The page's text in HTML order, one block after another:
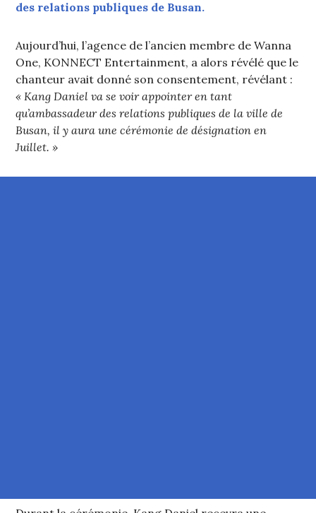
des relations publiques de Busan.
Aujourd’hui, l’agence de l’ancien membre de Wanna
One, KONNECT Entertainment, a alors révélé que le
chanteur avait donné son consentement, révélant :
« Kang Daniel va se voir appointer en tant
qu’ambassadeur des relations publiques de la ville de
Busan, il y aura une cérémonie de désignation en
Juillet. »